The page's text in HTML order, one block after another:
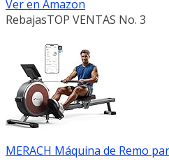
Ver en Amazon
RebajasTOP VENTAS No. 3
MERACH Máquina de Remo